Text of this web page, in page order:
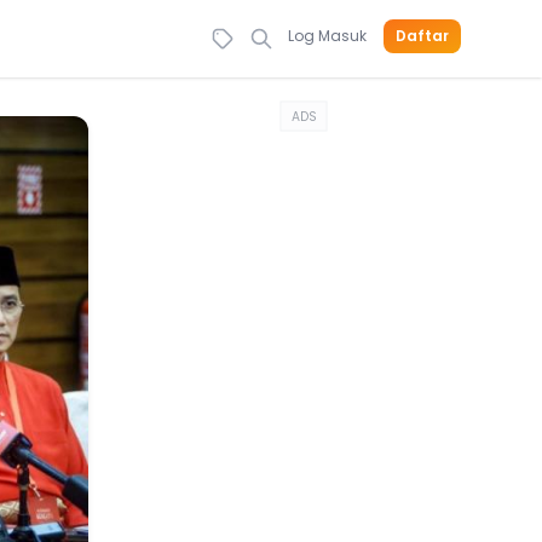
Log Masuk Daftar
ADS